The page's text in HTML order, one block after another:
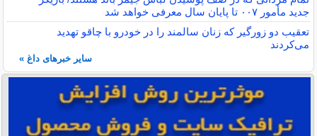
جدید مأمور ۰۰۷ تا پایان سال معرفی خواهد شد
تعقیب دو زورگیر که زنان سالمند را در خودرو با چاقو تهدید
می‌کردند
سایر خبرهای داغ »